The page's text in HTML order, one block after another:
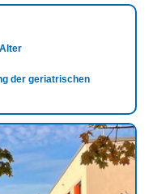
der geriatrischen